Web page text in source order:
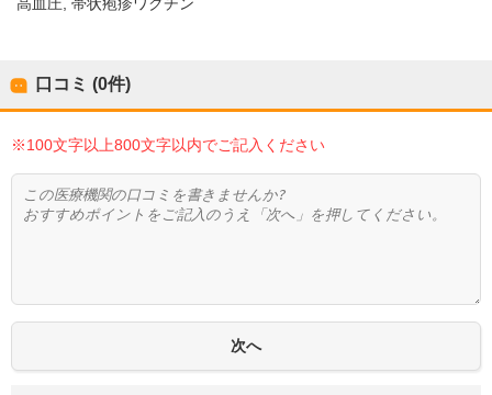
高血圧 帯状疱疹ワクチン
口コミ (0件)
※100文字以上800文字以内でご記入ください